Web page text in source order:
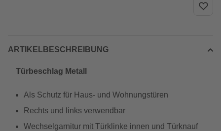
ARTIKELBESCHREIBUNG
Türbeschlag Metall
Als Schutz für Haus- und Wohnungstüren
Rechts und links verwendbar
Wechselgarnitur mit Türklinke innen und Türknauf